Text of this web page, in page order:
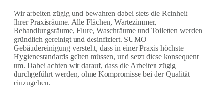
Wir arbeiten zügig und bewahren dabei stets die Reinheit
Ihrer Praxisräume. Alle Flächen, Wartezimmer,
Behandlungsräume, Flure, Waschräume und Toiletten werden
gründlich gereinigt und desinfiziert. SUMO
Gebäudereinigung versteht, dass in einer Praxis höchste
Hygienestandards gelten müssen, und setzt diese konsequent
um. Dabei achten wir darauf, dass die Arbeiten zügig
durchgeführt werden, ohne Kompromisse bei der Qualität
einzugehen.